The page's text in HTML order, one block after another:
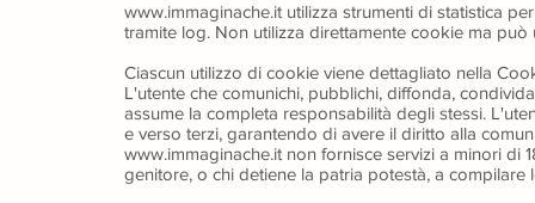
www.immaginache.it utilizza strumenti di statistica
tramite log. Non utilizza direttamente cookie ma
Ciascun utilizzo di cookie viene dettagliato nella
L'utente che comunichi, pubblichi, diffonda,
assume la completa responsabilità degli stessi.
e verso terzi, garantendo di avere il diritto alla
www.immaginache.it non fornisce servizi a minori di
genitore, o chi detiene la patria potestà, a compilare